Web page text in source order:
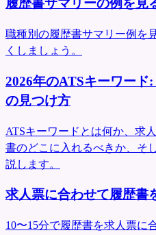
履歴書サマリーの例を見
職種別の履歴書サマリー例を
くしましょう。
2026年のATSキーワード
の見つけ方
ATSキーワードとは何か、求
書のどこに入れるべきか、そ
説します。
求人票に合わせて履歴書
10〜15分で履歴書を求人票に